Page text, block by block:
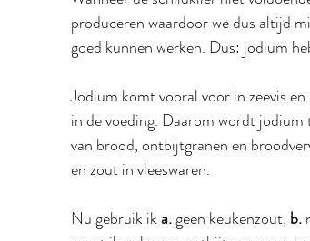
produceren waardoor we dus altijd
goed kunnen werken. Dus: jodium
Jodium komt vooral voor in zeevis
in de voeding. Daarom wordt jodium
van brood, ontbijtgranen en
en zout in vleeswaren.
Nu gebruik ik a. geen keukenzout, b.